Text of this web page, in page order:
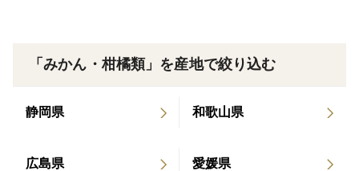
「みかん・柑橘類」を産地で絞り込む
静岡県 和歌山県
広島県 愛媛県